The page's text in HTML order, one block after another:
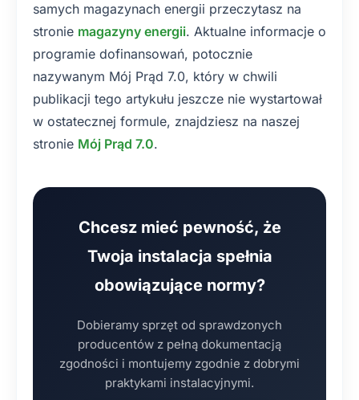
samych magazynach energii przeczytasz na
stronie magazyny energii. Aktualne informacje o
programie dofinansowań, potocznie
nazywanym Mój Prąd 7.0, który w chwili
publikacji tego artykułu jeszcze nie wystartował
w ostatecznej formule, znajdziesz na naszej
stronie Mój Prąd 7.0.
Chcesz mieć pewność, że
Twoja instalacja spełnia
obowiązujące normy?
Dobieramy sprzęt od sprawdzonych
producentów z pełną dokumentacją
zgodności i montujemy zgodnie z dobrymi
praktykami instalacyjnymi.